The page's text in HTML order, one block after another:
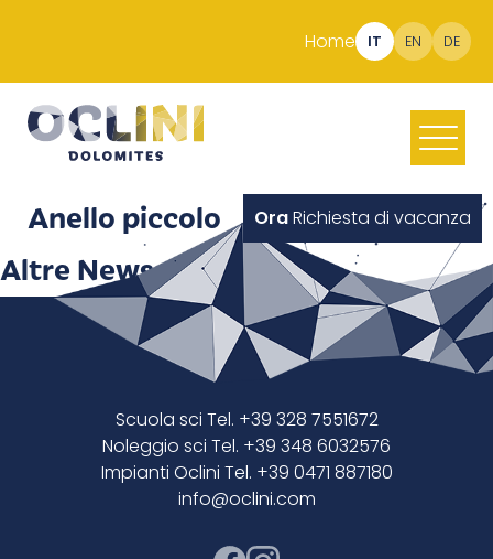
Home IT EN DE
OraRichiesta di vacanza
Anello piccolo
Altre News
Scuola sci Tel. +39 328 7551672
Noleggio sci Tel. +39 348 6032576
Impianti Oclini Tel. +39 0471 887180
info@oclini.com